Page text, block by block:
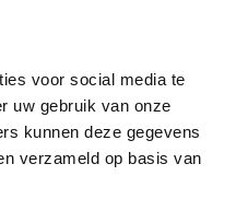
voor social media te
uw gebruik van onze
kunnen deze gegevens
verzameld op basis van
Vacatures